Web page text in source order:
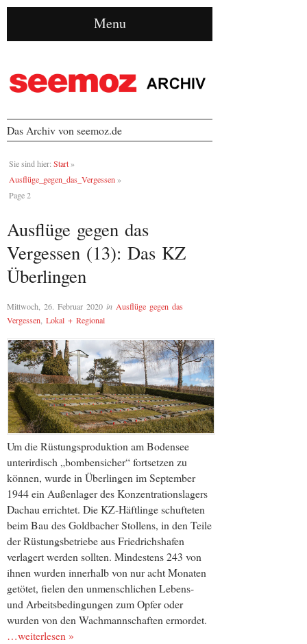
Menu
Das Archiv von seemoz.de
Sie sind hier: Start »
Ausflüge_gegen_das_Vergessen »
Page 2
Ausflüge gegen das
Vergessen (13): Das KZ
Überlingen
Mittwoch, 26. Februar 2020 in Ausflüge gegen das
Vergessen Lokal + Regional
Um die Rüstungsproduktion am Bodensee
unterirdisch „bombensicher“ fortsetzen zu
können, wurde in Überlingen im September
1944 ein Außenlager des Konzentrationslagers
Dachau errichtet. Die KZ-Häftlinge schufteten
beim Bau des Goldbacher Stollens, in den Teile
der Rüstungsbetriebe aus Friedrichshafen
verlagert werden sollten. Mindestens 243 von
ihnen wurden innerhalb von nur acht Monaten
getötet, fielen den unmenschlichen Lebens-
und Arbeitsbedingungen zum Opfer oder
wurden von den Wachmannschaften ermordet.
…weiterlesen »